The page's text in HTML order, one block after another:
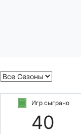
Игр сыграно
40